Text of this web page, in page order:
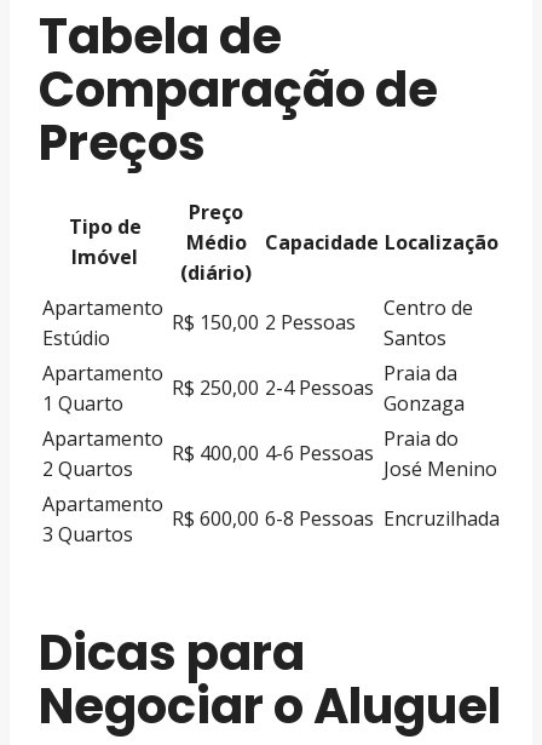
Tabela de
Comparação de
Preços
Tipo de
Imóvel
Preço
Médio
(diário)
Capacidade Localização
Apartamento
Estúdio
R$ 150,00 2 Pessoas
Centro de
Santos
Apartamento
1 Quarto
R$ 250,00 2-4 Pessoas
Praia da
Gonzaga
Apartamento
2 Quartos
R$ 400,00 4-6 Pessoas
Praia do
José Menino
Apartamento
3 Quartos
R$ 600,00 6-8 Pessoas Encruzilhada
Dicas para
Negociar o Aluguel